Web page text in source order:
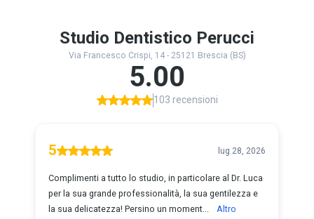
Studio Dentistico Perucci
Via Francesco Crispi, 14 - 25121 Brescia (BS)
5.00
103 recensioni
5 lug 28, 2026
Complimenti a tutto lo studio, in particolare al Dr. Luca
per la sua grande professionalità, la sua gentilezza e
la sua delicatezza! Persino un moment...
Altro